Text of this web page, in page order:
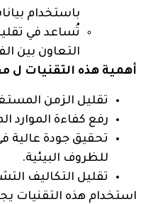
باستخدام
تُساعد في
التعاون بين
أهمية هذه التقنيات ل
تقليل الزمن
رفع كفاءة الموارد
تحقيق جودة عالية
للظروف البيئية.
تقليل التكاليف
استخدام هذه التقنيات